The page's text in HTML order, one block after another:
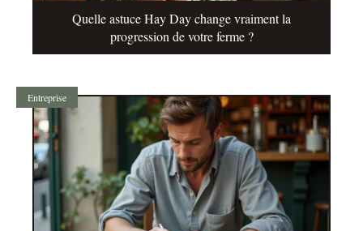
Quelle astuce Hay Day change vraiment la
progression de votre ferme ?
Entreprise